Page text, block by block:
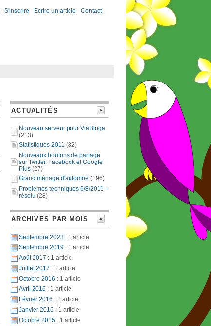
- S'inscrire - Ecrire un article - Contact
ACTUALITÉS
Nouveau serveur pour ViaBloga
(213)
Statistiques 2011 (82)
Nouveaux boutons de partage
sur Twitter, Facebook et Google
Plus (27)
Grand ménage d'automne (196)
Problèmes techniques 6/8/2011 --
résolu (28)
ARCHIVES PAR MOIS
Septembre 2023 : 1 article
Septembre 2019 : 1 article
Août 2017 : 1 article
Juillet 2017 : 1 article
Octobre 2016 : 1 article
Avril 2016 : 1 article
Février 2016 : 1 article
Janvier 2016 : 1 article
Octobre 2015 : 1 article